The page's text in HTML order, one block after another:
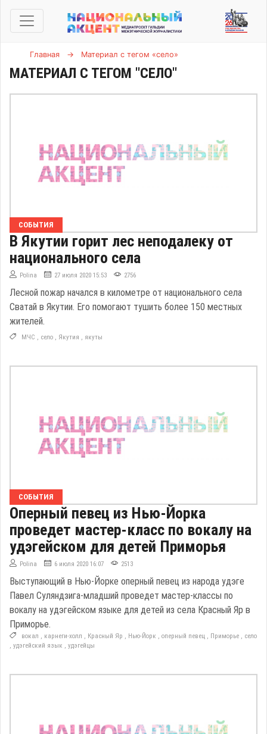
Главная → Материал с тегом «село»
МАТЕРИАЛ С ТЕГОМ "СЕЛО"
СОБЫТИЯ
В Якутии горит лес неподалеку от
национального села
Polina 27 июля 2020 15:53 2756
Лесной пожар начался в километре от национального села
Сватай в Якутии. Его помогают тушить более 150 местных
жителей.
МЧС , село , Якутия , якуты
СОБЫТИЯ
Оперный певец из Нью-Йорка
проведет мастер-класс по вокалу на
удэгейском для детей Приморья
Polina 6 июля 2020 16:07 2513
Выступающий в Нью-Йорке оперный певец из народа удэге
Павел Суляндзига-младший проведет мастер-классы по
вокалу на удэгейском языке для детей из села Красный Яр в
Приморье.
вокал , карнеги-холл , Красный Яр , Нью-Йорк , оперный певец , Приморье , село
, удэгейский язык , удэгейцы